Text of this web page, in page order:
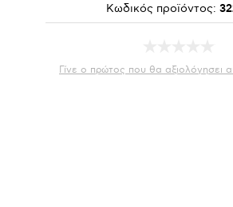
Κωδικός προϊόντος:
Γίνε ο πρώτος που θα αξιολόγησει